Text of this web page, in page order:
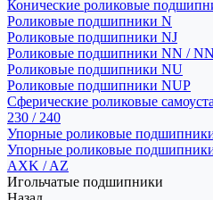
Конические роликовые
Роликовые подшипники N
Роликовые подшипники NJ
Роликовые подшипники NN /
Роликовые подшипники NU
Роликовые подшипники NUP
Сферические роликовые
230 / 240
Упорные роликовые
Упорные роликовые
AXK / AZ
Игольчатые подшипники